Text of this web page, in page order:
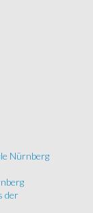
Nürnberg
der